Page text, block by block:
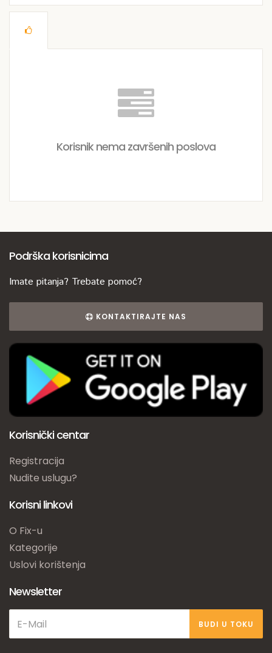
Korisnik nema završenih poslova
Podrška korisnicima
Imate pitanja? Trebate pomoć?
KONTAKTIRAJTE NAS
Korisnički centar
Registracija
Nudite uslugu?
Korisni linkovi
O Fix-u
Kategorije
Uslovi korištenja
Newsletter
BUDI U TOKU